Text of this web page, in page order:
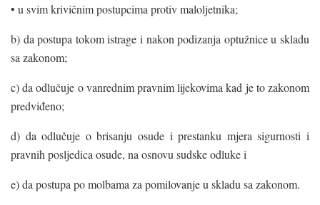
• u svim krivičnim postupcima protiv maloljetnika;
b) da postupa tokom istrage i nakon podizanja optužnice u skladu
sa zakonom;
c) da odlučuje o vanrednim pravnim lijekovima kad je to zakonom
predviđeno;
d) da odlučuje o brisanju osude i prestanku mjera sigurnosti i
pravnih posljedica osude, na osnovu sudske odluke i
e) da postupa po molbama za pomilovanje u skladu sa zakonom.